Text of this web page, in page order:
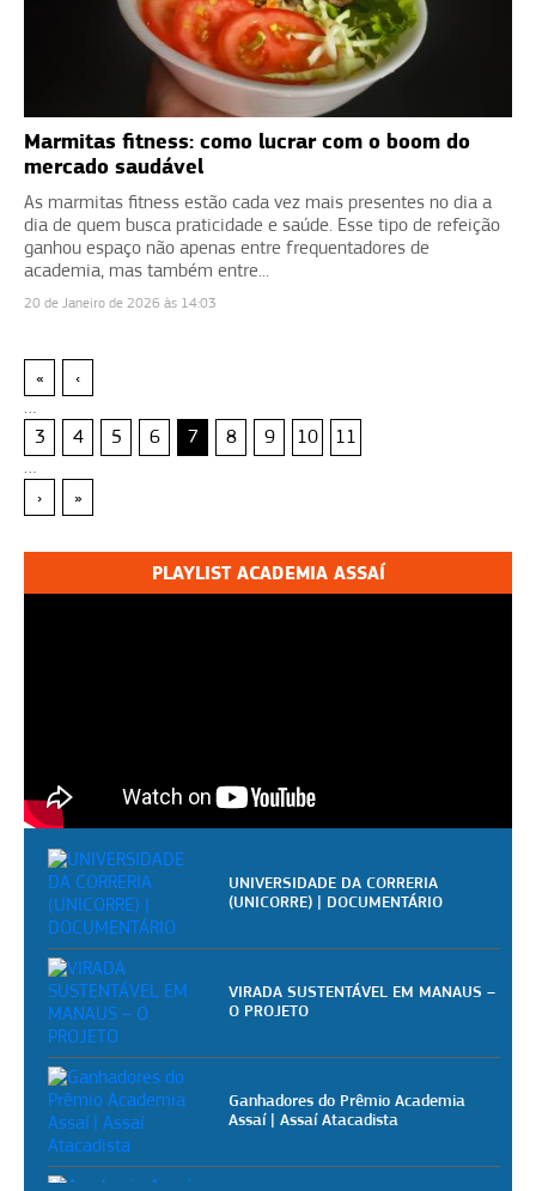
Marmitas fitness: como lucrar com o boom do
mercado saudável
As marmitas fitness estão cada vez mais presentes no dia a
dia de quem busca praticidade e saúde. Esse tipo de refeição
ganhou espaço não apenas entre frequentadores de
academia, mas também entre...
20 de Janeiro de 2026 às 14:03
«
‹
…
3
4 5 6 7 8 9 10
11
…
›
»
PLAYLIST ACADEMIA ASSAÍ
UNIVERSIDADE DA CORRERIA
(UNICORRE) | DOCUMENTÁRIO
VIRADA SUSTENTÁVEL EM MANAUS –
O PROJETO
Ganhadores do Prêmio Academia
Assaí | Assaí Atacadista